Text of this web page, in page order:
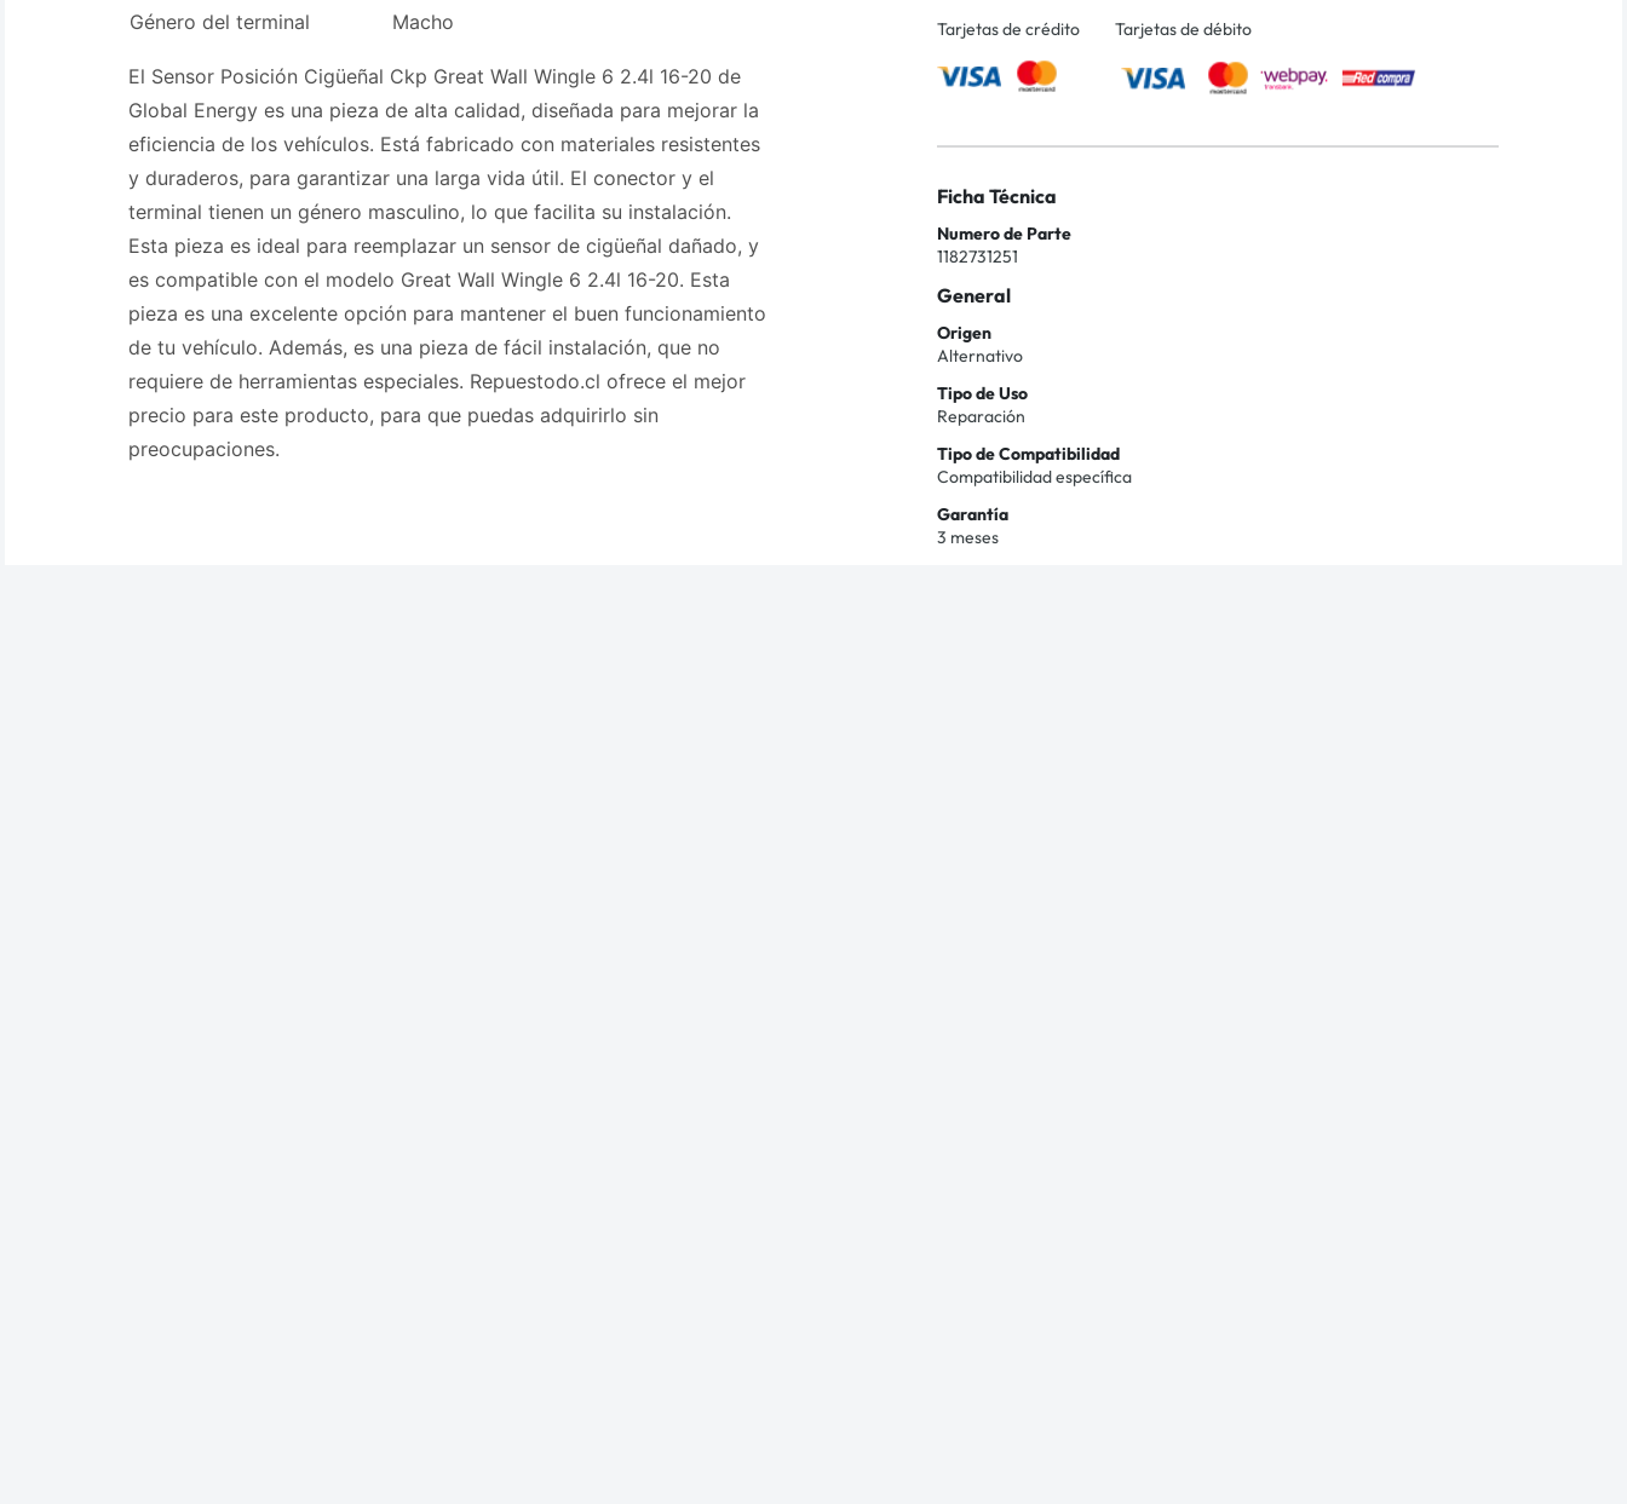
Género del terminal
Macho
El Sensor Posición Cigüeñal Ckp Great Wall Wingle 6 2.4l 16-20 de
Global Energy es una pieza de alta calidad, diseñada para mejorar la
eficiencia de los vehículos. Está fabricado con materiales resistentes
y duraderos, para garantizar una larga vida útil. El conector y el
terminal tienen un género masculino, lo que facilita su instalación.
Esta pieza es ideal para reemplazar un sensor de cigüeñal dañado, y
es compatible con el modelo Great Wall Wingle 6 2.4l 16-20. Esta
pieza es una excelente opción para mantener el buen funcionamiento
de tu vehículo. Además, es una pieza de fácil instalación, que no
requiere de herramientas especiales. Repuestodo.cl ofrece el mejor
precio para este producto, para que puedas adquirirlo sin
preocupaciones.
Tarjetas de crédito Tarjetas de débito
Ficha Técnica
Numero de Parte
1182731251
General
Origen
Alternativo
Tipo de Uso
Reparación
Tipo de Compatibilidad
Compatibilidad específica
Garantía
3 meses